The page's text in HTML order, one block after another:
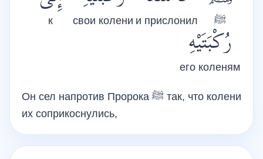
ﷺ и прислонил
свои колени
к
رُكْبَتَيْهِ
его коленям
Он сел напротив Пророка ﷺ так, что колени
их соприкоснулись,